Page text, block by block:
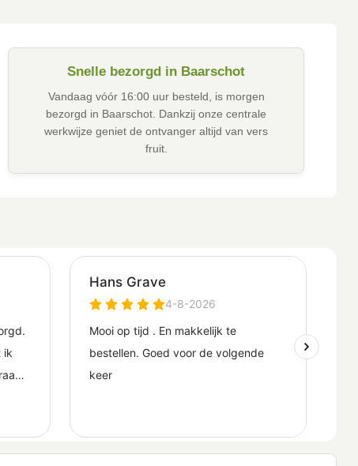
Snelle bezorgd in Baarschot
Vandaag vóór 16:00 uur besteld, is morgen
bezorgd in Baarschot. Dankzij onze centrale
werkwijze geniet de ontvanger altijd van vers
fruit.